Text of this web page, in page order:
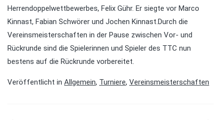
Herrendoppelwettbewerbes, Felix Gühr. Er siegte vor Marco
Kinnast, Fabian Schwörer und Jochen Kinnast.Durch die
Vereinsmeisterschaften in der Pause zwischen Vor- und
Rückrunde sind die Spielerinnen und Spieler des TTC nun
bestens auf die Rückrunde vorbereitet.
Veröffentlicht in Allgemein, Turniere, Vereinsmeisterschaften